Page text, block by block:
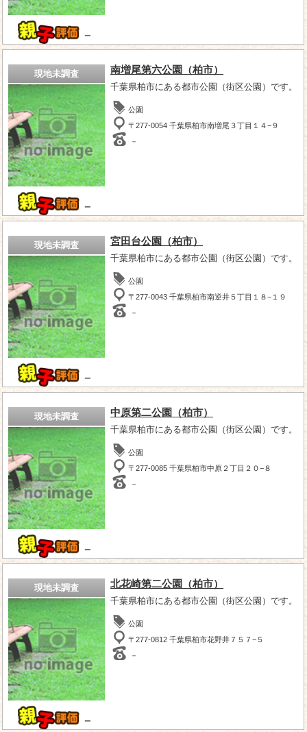
－
現地未調査
－
南増尾第六公園（柏市）
千葉県柏市にある都市公園（街区公園）です。
公園
〒277-0054 千葉県柏市南増尾３丁目１４−９
－
現地未調査
－
宮田台公園（柏市）
千葉県柏市にある都市公園（街区公園）です。
公園
〒277-0043 千葉県柏市南逆井５丁目１８−１９
－
現地未調査
－
中原第二公園（柏市）
千葉県柏市にある都市公園（街区公園）です。
公園
〒277-0085 千葉県柏市中原２丁目２０−８
－
現地未調査
－
北花崎第二公園（柏市）
千葉県柏市にある都市公園（街区公園）です。
公園
〒277-0812 千葉県柏市花野井７５７−５
－